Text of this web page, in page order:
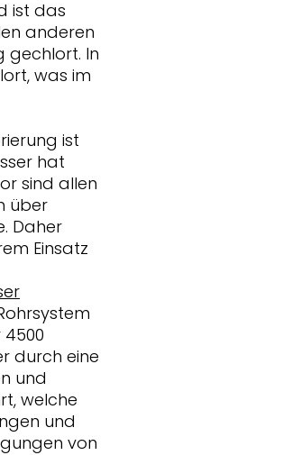
ist das
anderen
gechlort. In
was im
ist
hat
sind allen
über
Daher
Einsatz
durch eine
und
welche
und
von